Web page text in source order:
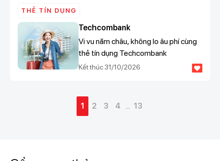
THẺ TÍN DỤNG
Techcombank
Vi vu năm châu, không lo âu phí cùng
thẻ tín dụng Techcombank
Kết thúc 31/10/2026
1 2 3 4 ... 13